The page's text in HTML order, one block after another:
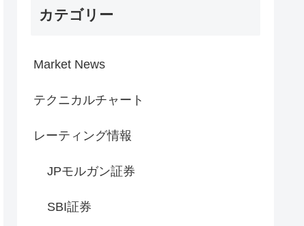
カテゴリー
Market News
テクニカルチャート
レーティング情報
JPモルガン証券
SBI証券